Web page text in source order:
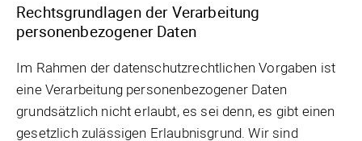
Rechtsgrundlagen der Verarbeitung
personenbezogener Daten
Im Rahmen der datenschutzrechtlichen Vorgaben ist
eine Verarbeitung personenbezogener Daten
grundsätzlich nicht erlaubt, es sei denn, es gibt einen
gesetzlich zulässigen Erlaubnisgrund. Wir sind